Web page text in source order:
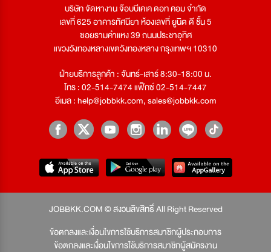
บริษัท จัดหางาน จ๊อบบีเคเค ดอท คอม จำกัด
เลขที่ 625 อาคารทัศนียา ห้องเลขที่ ยูนิต ดี ชั้น 5
ซอยรามคำแหง 39 ถนนประชาอุทิศ
แขวงวังทองหลางเขตวังทองหลาง กรุงเทพฯ 10310
ฝ่ายบริการลูกค้า : จันทร์-เสาร์ 8:30-18:00 น.
โทร : 02-514-7474 แฟ็กซ์ 02-514-7447
อีเมล :help@jobbkk.com,sales@jobbkk.com
JOBBKK.COM © สงวนลิขสิทธิ์ All Right Reserved
ข้อตกลงและเงื่อนไขการใช้บริการสมาชิกผู้ประกอบการ
ข้อตกลงและเงื่อนไขการใช้บริการสมาชิกผู้สมัครงาน